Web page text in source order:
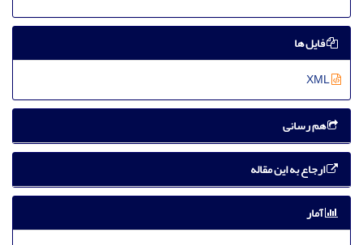
فایل ها
هم رسانی
ارجاع به این مقاله
آمار